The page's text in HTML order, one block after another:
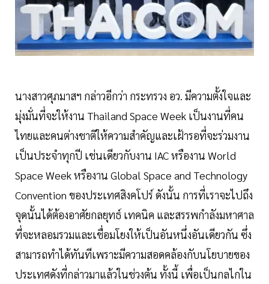
นางสาวศุภมาสฯ กล่าวอีกว่า กระทรวง อว. มีความตั้งใจและ
มุ่งมั่นที่จะให้งาน Thailand Space Week เป็นงานที่คน
ไทยและคนต่างชาติให้ความสำคัญและเฝ้ารอที่จะร่วมงาน
เป็นประจำทุกปี เช่นเดียวกับงาน IAC หรืองาน World
Space Week หรืองาน Global Space and Technology
Convention ของประเทศสิงคโปร์ ดังนั้น การที่เราจะไปถึง
จุดนั้นได้ต้องอาศัยกลยุทธ์ เทคนิค และสรรพกำลังมหาศาล
ที่จะหลอมรวมและเชื่อมโยงให้เป็นอันหนึ่งอันเดียวกัน ซึ่ง
สามารถทำได้ทันทีเพราะมีความสอดคล้องกับนโยบายของ
ประเทศดังที่กล่าวมาแล้วในช่วงต้น ทั้งนี้ เพื่อเป็นกลไกใน